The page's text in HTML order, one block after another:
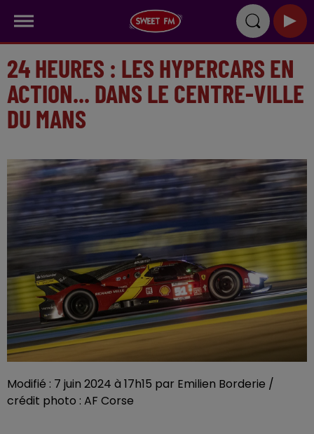
24 HEURES : LES HYPERCARS EN
ACTION... DANS LE CENTRE-VILLE
DU MANS
Modifié : 7 juin 2024 à 17h15 par Emilien Borderie /
crédit photo : AF Corse